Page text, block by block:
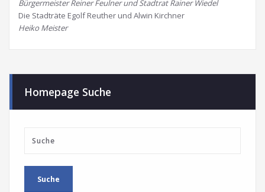
Bürgermeister Reiner Feulner und Stadtrat Rainer Wiedel
Die Stadträte Egolf Reuther und Alwin Kirchner
Heiko Meister
Homepage Suche